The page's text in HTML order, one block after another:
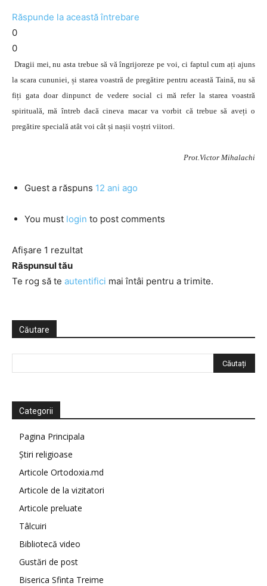
Răspunde la această întrebare
0
0
Dragii mei, nu asta trebue să vă îngrijoreze pe voi, ci faptul cum ați ajuns
la scara cununiei, și starea voastră de pregătire pentru această Taină, nu să
fiți gata doar dinpunct de vedere social ci mă refer la starea voastră
spirituală, mă întreb dacă cineva macar va vorbit că trebue să aveți o
pregătire specială atât voi cât și nașii voștri viitori.
Prot.Victor Mihalachi
Guest a răspuns 12 ani ago
You must login to post comments
Afișare 1 rezultat
Răspunsul tău
Te rog să te autentifici mai întâi pentru a trimite.
Căutare
Categorii
Pagina Principala
Știri religioase
Articole Ortodoxia.md
Articole de la vizitatori
Articole preluate
Tâlcuiri
Bibliotecă video
Gustări de post
Biserica Sfinta Treime